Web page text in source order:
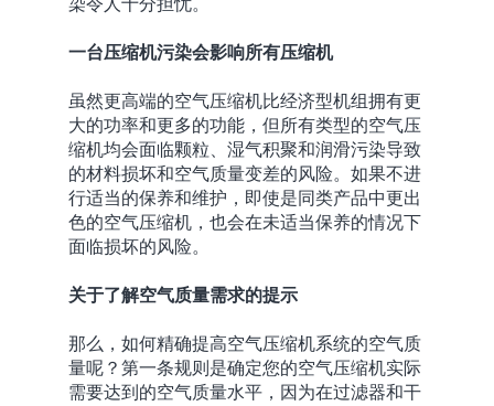
染令人十分担忧。
一台压缩机污染会影响所有压缩机
虽然更高端的空气压缩机比经济型机组拥有更
大的功率和更多的功能，但所有类型的空气压
缩机均会面临颗粒、湿气积聚和润滑污染导致
的材料损坏和空气质量变差的风险。如果不进
行适当的保养和维护，即使是同类产品中更出
色的空气压缩机，也会在未适当保养的情况下
面临损坏的风险。
关于了解空气质量需求的提示
那么，如何精确提高空气压缩机系统的空气质
量呢？第一条规则是确定您的空气压缩机实际
需要达到的空气质量水平，因为在过滤器和干